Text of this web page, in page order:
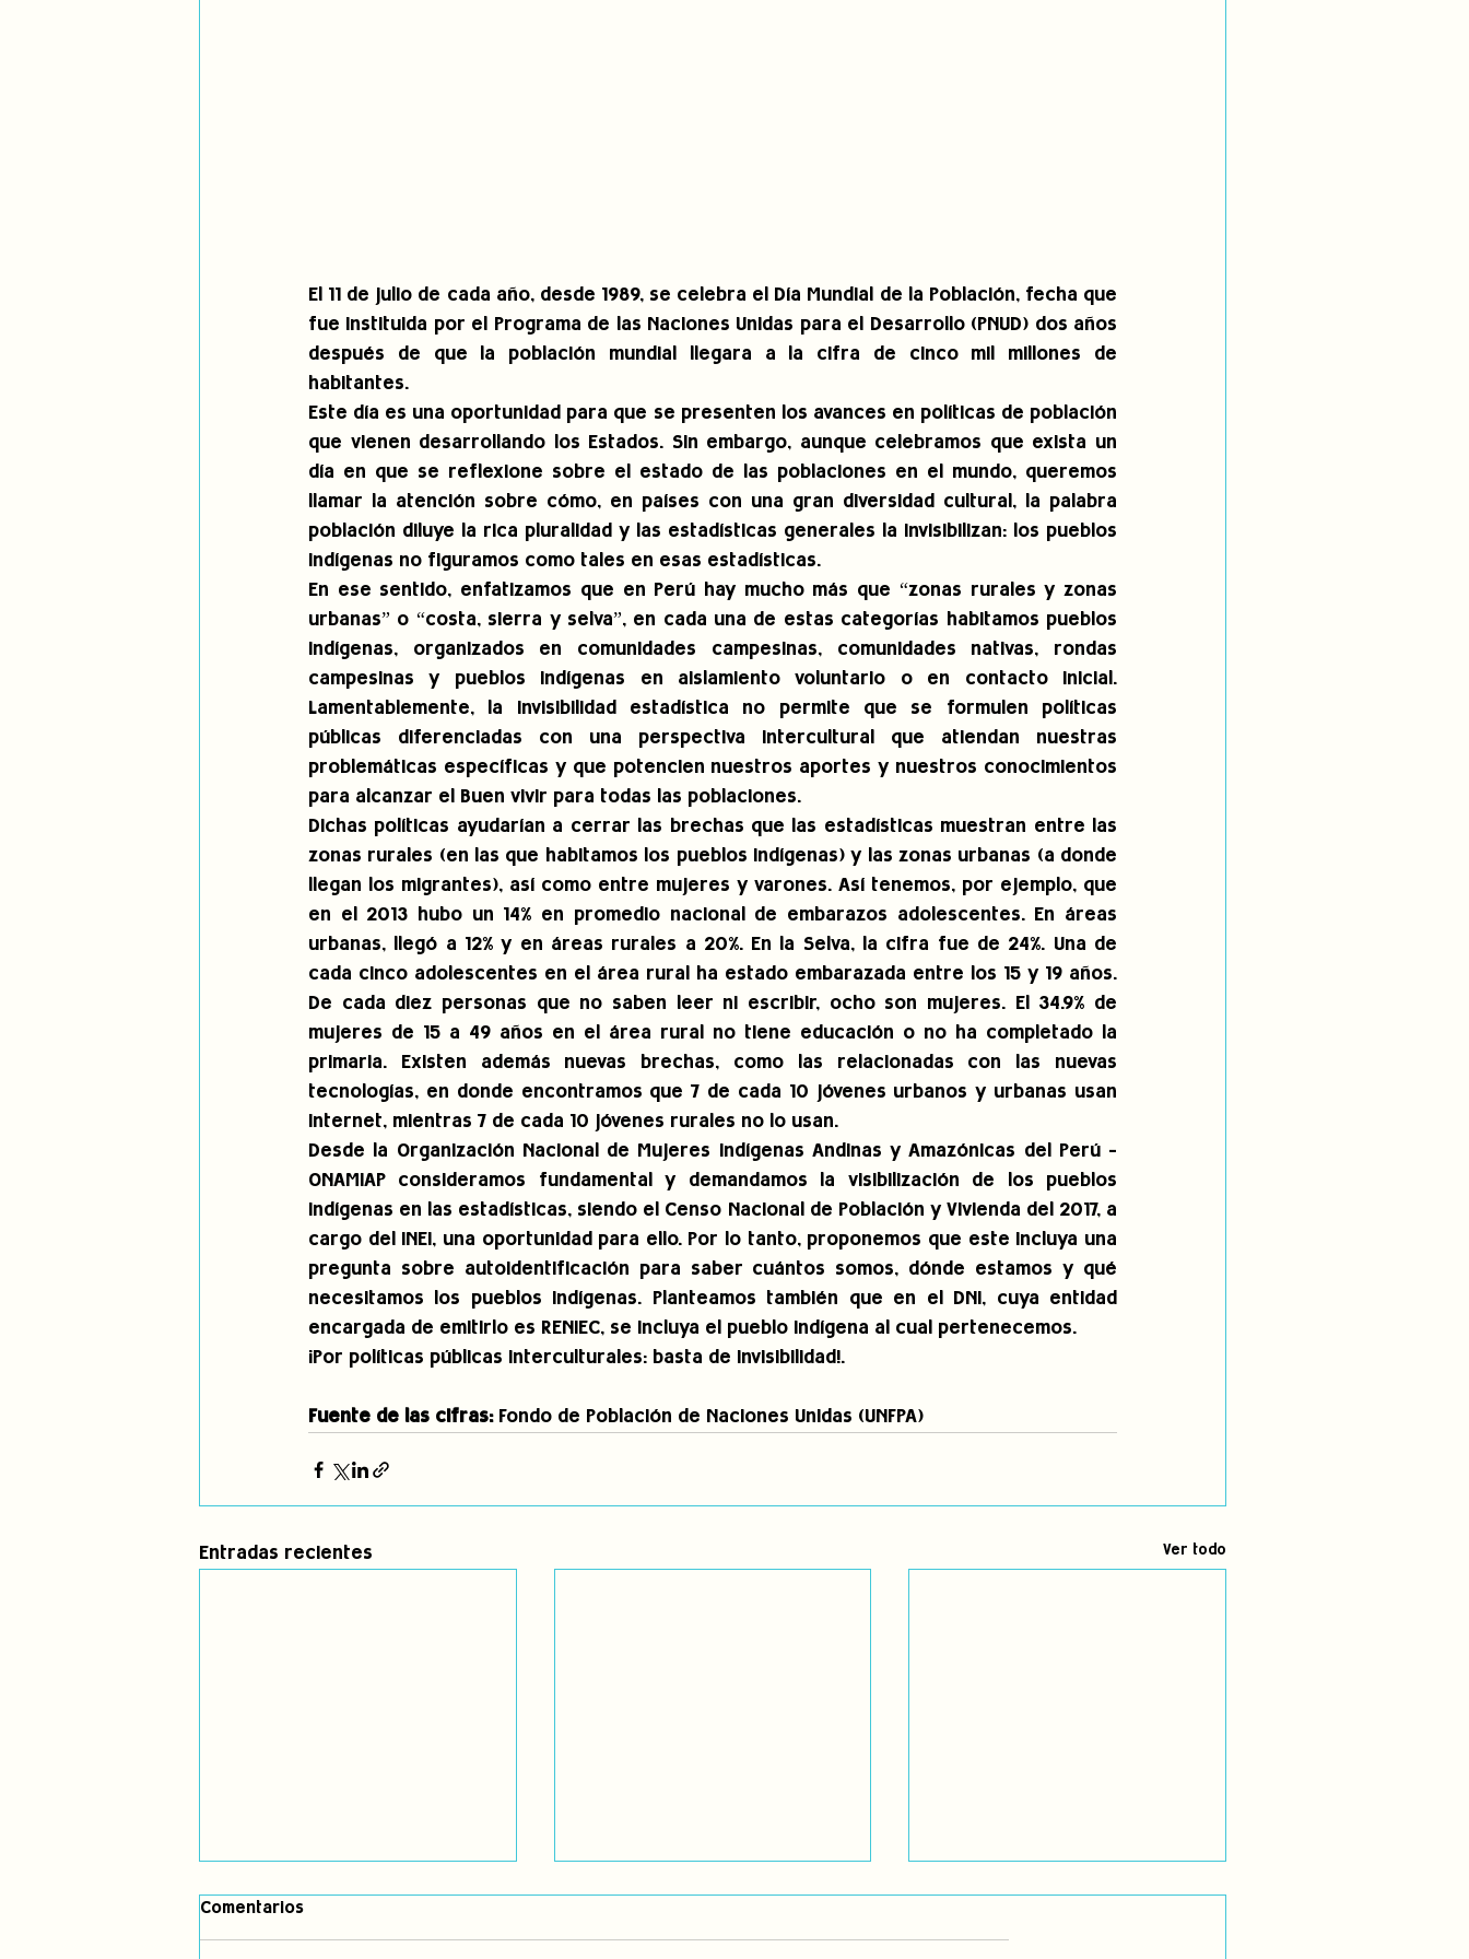
El 11 de julio de cada año, desde 1989, se celebra el Día Mundial de la Población, fecha que
fue instituida por el Programa de las Naciones Unidas para el Desarrollo (PNUD) dos años
después de que la población mundial llegara a la cifra de cinco mil millones de
habitantes.
Este día es una oportunidad para que se presenten los avances en políticas de población
que vienen desarrollando los Estados. Sin embargo, aunque celebramos que exista un
día en que se reflexione sobre el estado de las poblaciones en el mundo, queremos
llamar la atención sobre cómo, en países con una gran diversidad cultural, la palabra
población diluye la rica pluralidad y las estadísticas generales la invisibilizan: los pueblos
indígenas no figuramos como tales en esas estadísticas.
En ese sentido, enfatizamos que en Perú hay mucho más que “zonas rurales y zonas
urbanas” o “costa, sierra y selva”, en cada una de estas categorías habitamos pueblos
indígenas, organizados en comunidades campesinas, comunidades nativas, rondas
campesinas y pueblos indígenas en aislamiento voluntario o en contacto inicial.
Lamentablemente, la invisibilidad estadística no permite que se formulen políticas
públicas diferenciadas con una perspectiva intercultural que atiendan nuestras
problemáticas específicas y que potencien nuestros aportes y nuestros conocimientos
para alcanzar el Buen vivir para todas las poblaciones.
Dichas políticas ayudarían a cerrar las brechas que las estadísticas muestran entre las
zonas rurales (en las que habitamos los pueblos indígenas) y las zonas urbanas (a donde
llegan los migrantes), así como entre mujeres y varones. Así tenemos, por ejemplo, que
en el 2013 hubo un 14% en promedio nacional de embarazos adolescentes. En áreas
urbanas, llegó a 12% y en áreas rurales a 20%. En la Selva, la cifra fue de 24%. Una de
cada cinco adolescentes en el área rural ha estado embarazada entre los 15 y 19 años.
De cada diez personas que no saben leer ni escribir, ocho son mujeres. El 34.9% de
mujeres de 15 a 49 años en el área rural no tiene educación o no ha completado la
primaria. Existen además nuevas brechas, como las relacionadas con las nuevas
tecnologías, en donde encontramos que 7 de cada 10 jóvenes urbanos y urbanas usan
Internet, mientras 7 de cada 10 jóvenes rurales no lo usan.
Desde la Organización Nacional de Mujeres Indígenas Andinas y Amazónicas del Perú -
ONAMIAP consideramos fundamental y demandamos la visibilización de los pueblos
indígenas en las estadísticas, siendo el Censo Nacional de Población y Vivienda del 2017, a
cargo del INEI, una oportunidad para ello. Por lo tanto, proponemos que este incluya una
pregunta sobre autoidentificación para saber cuántos somos, dónde estamos y qué
necesitamos los pueblos indígenas. Planteamos también que en el DNI, cuya entidad
encargada de emitirlo es RENIEC, se incluya el pueblo indígena al cual pertenecemos.
¡Por políticas públicas interculturales: basta de invisibilidad!.
Fuente de las cifras: Fondo de Población de Naciones Unidas (UNFPA)
Entradas recientes Ver todo
Comentarios